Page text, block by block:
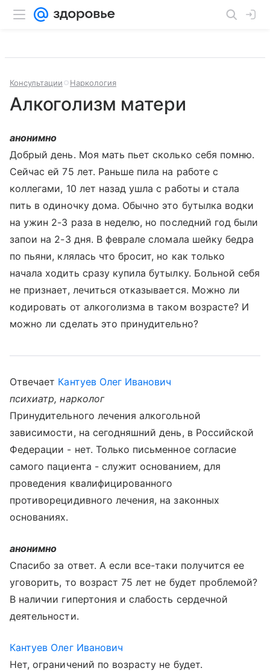
Консультации Наркология
Алкоголизм матери
анонимно
Добрый день. Моя мать пьет сколько себя помню.
Сейчас ей 75 лет. Раньше пила на работе с
коллегами, 10 лет назад ушла с работы и стала
пить в одиночку дома. Обычно это бутылка водки
на ужин 2-3 раза в неделю, но последний год были
запои на 2-3 дня. В феврале сломала шейку бедра
по пьяни, клялась что бросит, но как только
начала ходить сразу купила бутылку. Больной себя
не признает, лечиться отказывается. Можно ли
кодировать от алкоголизма в таком возрасте? И
можно ли сделать это принудительно?
Отвечает Кантуев Олег Иванович
психиатр, нарколог
Принудительного лечения алкогольной
зависимости, на сегодняшний день, в Российской
Федерации - нет. Только письменное согласие
самого пациента - служит основанием, для
проведения квалифицированного
противорецидивного лечения, на законных
основаниях.
анонимно
Спасибо за ответ. А если все-таки получится ее
уговорить, то возраст 75 лет не будет проблемой?
В наличии гипертония и слабость сердечной
деятельности.
Кантуев Олег Иванович
Нет, ограничений по возрасту не будет.